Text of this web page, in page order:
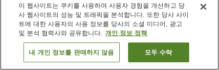
주차장 자동판매기
일본 고치
도사시미즈
OCEAN VIEW SEASIDE INN FUKUYAMA
객실 보기
이 웹사이트는 쿠키를 사용하여 사용자 경험을 개선하고 당
사 웹사이트의 성능 및 트래픽을 분석합니다. 또한 당사 사이
트에 대한 사용자의 사용 정보를 당사의 소셜 미디어, 광고
및 분석 협력사와 공유합니다. 개인 정보 정책
내 개인 정보를 판매하지 않음 모두 수락